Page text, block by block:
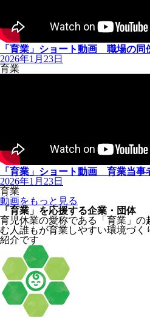
「育業」ショート動画 職場の同
2026年1月23日
育業
「育業」ショート動画 育業当事
2026年1月23日
育業
動画をもっと見る
「育業」を応援する企業・団体
育児休業の愛称である「育業」
む人誰もが育業しやすい環境づ
紹介です